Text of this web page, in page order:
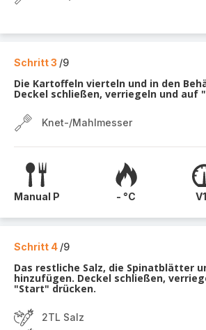
Schritt 3 /9
Die Kartoffeln vierteln und in den
Deckel schließen, verriegeln und auf
Knet-/Mahlmesser
Manual P - °C
Schritt 4 /9
Das restliche Salz, die Spinatblätter
hinzufügen. Deckel schließen,
"Start" drücken.
2TL Salz